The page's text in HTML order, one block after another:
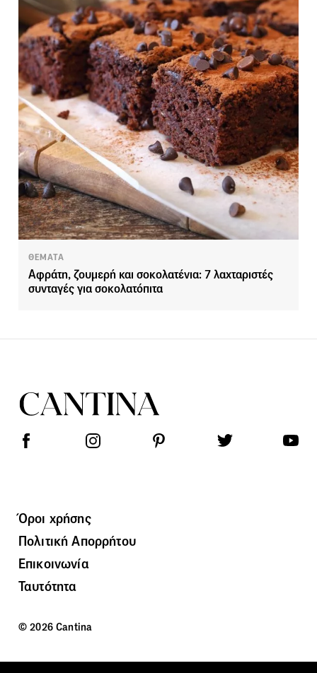
ΘΕΜΑΤΑ
Αφράτη, ζουμερή και σοκολατένια: 7 λαχταριστές
συνταγές για σοκολατόπιτα
Όροι χρήσης
Πολιτική Απορρήτου
Επικοινωνία
Ταυτότητα
© 2026 Cantina